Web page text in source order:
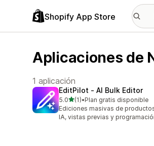
Shopify App Store
Aplicaciones de
1 aplicación
EditPilot ‑ AI Bulk Editor
5.0de 5 estrellas
(1)
1 reseñas en total
•Plan gratis disponible
Ediciones masivas de
IA, vistas previas y